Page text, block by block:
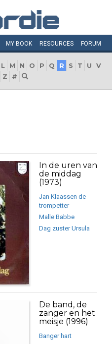
MY BOOK RESOURCES FORUM
L M N O P Q R S T U
V
Z #
In de uren van
de middag
(1973)
Jan Klaassen de
trompetter
Malle Babbe
Dag zuster Ursula
De band, de
zanger en het
meisje (1996)
Banger hart